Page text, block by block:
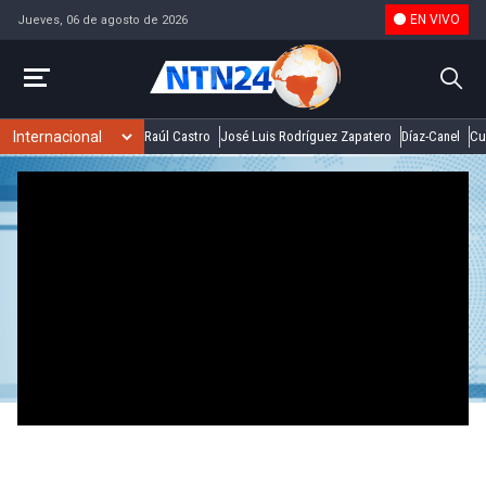
Jueves, 06 de agosto de 2026 EN VIVO
Raúl Castro José Luis Rodríguez Zapatero Díaz-Canel